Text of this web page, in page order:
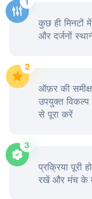
कुछ ही मिनटों
और दर्जनों
ऑफ़र की
उपयुक्त
से पूरा करें
प्रक्रिया पूरी
रखें और मंच के